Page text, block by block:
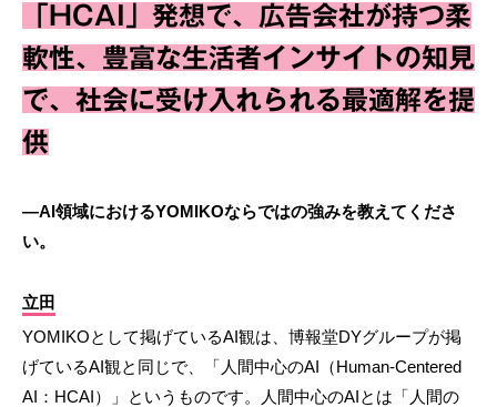
「HCAI」発想で、広告会社が持つ柔
軟性、豊富な生活者インサイトの知見
で、社会に受け入れられる最適解を提
供
―AI領域におけるYOMIKOならではの強みを教えてくださ
い。
立田
YOMIKOとして掲げているAI観は、博報堂DYグループが掲
げているAI観と同じで、「人間中心のAI（Human-Centered
AI：HCAI）」というものです。人間中心のAIとは「人間の